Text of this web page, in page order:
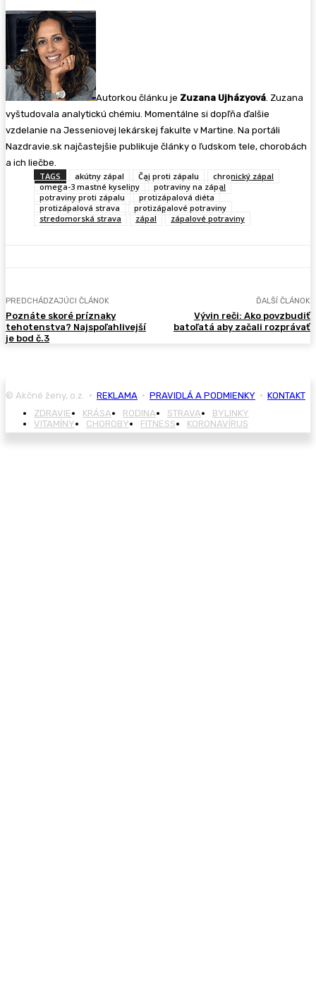
Autorkou článku je Zuzana Ujházyová. Zuzana
vyštudovala analytickú chémiu. Momentálne si dopľňa ďalšie
vzdelanie na Jesseniovej lekárskej fakulte v Martine. Na portáli
Nazdravie.sk najčastejšie publikuje články o ľudskom tele, chorobách
a ich liečbe.
TAGS
akútny zápal Čaj proti zápalu
chronický zápal
omega-3 mastné kyseliny
potraviny na zápal
potraviny proti zápalu
protizápalová diéta
protizápalová strava
protizápalové potraviny
stredomorská strava
zápal zápalové potraviny
PREDCHÁDZAJÚCI ČLÁNOK
Poznáte skoré príznaky
tehotenstva? Najspoľahlivejší
je bod č.3
ĎALŠÍ ČLÁNOK
Vývin reči: Ako povzbudiť
batoľatá aby začali rozprávať
© Akčné ženy, o.z. • REKLAMA • PRAVIDLÁ A PODMIENKY • KONTAKT
ZDRAVIE
KRÁSA RODINA STRAVA
BYLINKY
VITAMÍNY
CHOROBY FITNESS KORONAVÍRUS